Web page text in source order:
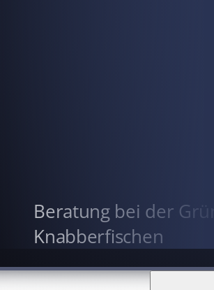
Beratung bei der
Knabberfischen